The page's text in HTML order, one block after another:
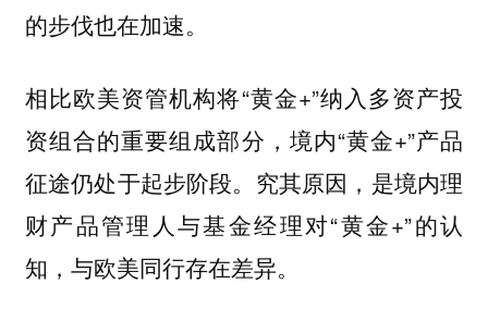
的步伐也在加速。
相比欧美资管机构将“黄金+”纳入多资产投
资组合的重要组成部分，境内“黄金+”产品
征途仍处于起步阶段。究其原因，是境内理
财产品管理人与基金经理对“黄金+”的认
知，与欧美同行存在差异。